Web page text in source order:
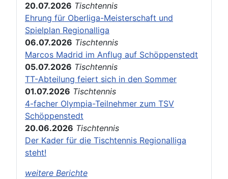
20.07.2026 Tischtennis
Ehrung für Oberliga-Meisterschaft und
Spielplan Regionalliga
06.07.2026 Tischtennis
Marcos Madrid im Anflug auf Schöppenstedt
05.07.2026 Tischtennis
TT-Abteilung feiert sich in den Sommer
01.07.2026 Tischtennis
4-facher Olympia-Teilnehmer zum TSV
Schöppenstedt
20.06.2026 Tischtennis
Der Kader für die Tischtennis Regionalliga
steht!
weitere Berichte